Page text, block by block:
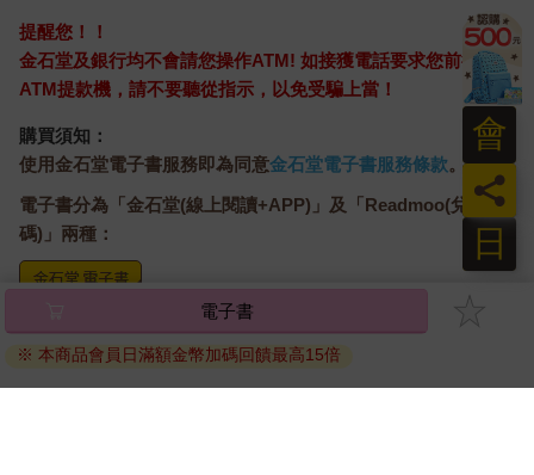
提醒您！！
金石堂及銀行均不會請您操作ATM! 如接獲電話要求您前往
ATM提款機，請不要聽從指示，以免受騙上當！
購買須知：
使用金石堂電子書服務即為同意金石堂電子書服務條款。
電子書分為「金石堂(線上閱讀+APP)」及「Readmoo(兌換
碼)」兩種：
將儲存於會員中心→電子書服務「我的e書櫃」，點選線上
閱讀直接開啟閱讀。
電子書
※ 本商品會員日滿額金幣加碼回饋最高15倍
日
員
會